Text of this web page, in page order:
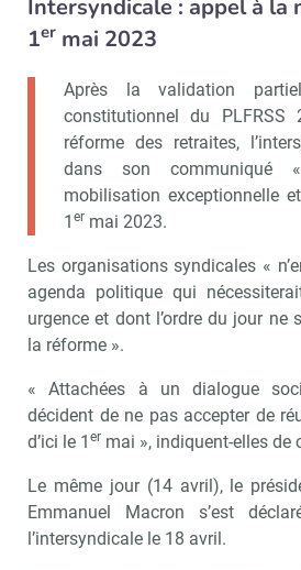
Intersyndicale : appel à la
1er mai 2023
Après la validation
constitutionnel du
réforme des retraites,
dans son communiqué
mobilisation exceptionnelle
1 er mai 2023.
Les organisations syndicales «
agenda politique qui
urgence et dont l’ordre du jour ne
la réforme ».
« Attachées à un dialogue
décident de ne pas accepter de
d’ici le 1 er mai », indiquent-elles de
Le même jour (14 avril), le
Emmanuel Macron s’est
l’intersyndicale le 18 avril.
Recevoir CSE
Non merci, je reçois déjà
!